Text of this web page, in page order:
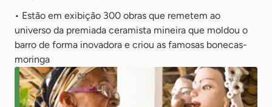
• Estão em exibição 300 obras que remetem ao
universo da premiada ceramista mineira que moldou o
barro de forma inovadora e criou as famosas bonecas-
moringa